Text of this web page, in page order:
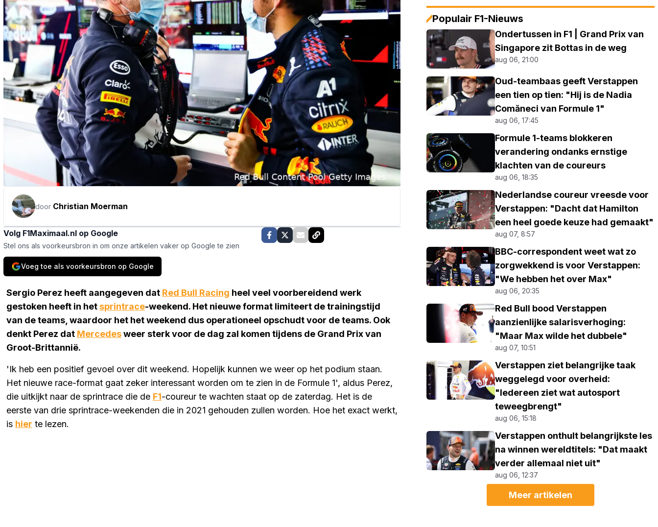
door Christian Moerman
Volg F1Maximaal.nl op Google
Stel ons als voorkeursbron in om onze artikelen vaker op Google te zien
Voeg toe als voorkeursbron op Google
Sergio Perez heeft aangegeven dat Red Bull Racing heel veel voorbereidend werk
gestoken heeft in hetsprintrace-weekend. Het nieuwe format limiteert de trainingstijd
van de teams, waardoor het het weekend dus operationeel opschudt voor de teams. Ook
denkt Perez dat Mercedesweer sterk voor de dag zal komen tijdens de Grand Prix van
Groot-Brittannië.
'Ik heb een positief gevoel over dit weekend. Hopelijk kunnen we weer op het podium staan.
Het nieuwe race-format gaat zeker interessant worden om te zien in de Formule 1', aldus Perez,
die uitkijkt naar de sprintrace die de F1-coureur te wachten staat op de zaterdag. Het is de
eerste van drie sprintrace-weekenden die in 2021 gehouden zullen worden. Hoe het exact werkt,
is hier te lezen.
Populair F1-Nieuws
Ondertussen in F1 | Grand Prix van
Singapore zit Bottas in de weg
aug 06, 21:00
Oud-teambaas geeft Verstappen
een tien op tien: "Hij is de Nadia
Comăneci van Formule 1"
aug 06, 17:45
Formule 1-teams blokkeren
verandering ondanks ernstige
klachten van de coureurs
aug 06, 18:35
Nederlandse coureur vreesde voor
Verstappen: "Dacht dat Hamilton
een heel goede keuze had gemaakt"
aug 07, 8:57
BBC-correspondent weet wat zo
zorgwekkend is voor Verstappen:
"We hebben het over Max"
aug 06, 20:35
Red Bull bood Verstappen
aanzienlijke salarisverhoging:
"Maar Max wilde het dubbele"
aug 07, 10:51
Verstappen ziet belangrijke taak
weggelegd voor overheid:
"Iedereen ziet wat autosport
teweegbrengt"
aug 06, 15:18
Verstappen onthult belangrijkste les
na winnen wereldtitels: "Dat maakt
verder allemaal niet uit"
aug 06, 12:37
Meer artikelen